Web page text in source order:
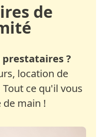
de
prestataires ?
location de
ce qu'il vous
main !